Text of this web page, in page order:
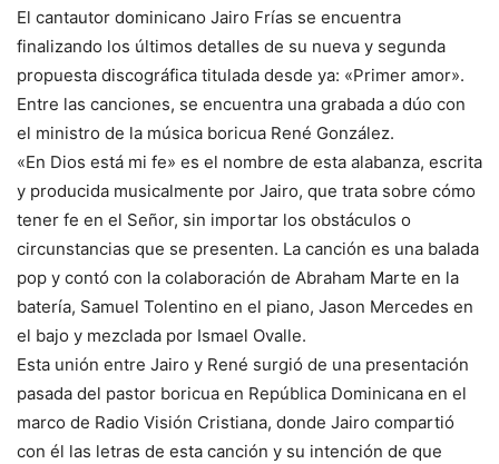
El cantautor dominicano Jairo Frías se encuentra
finalizando los últimos detalles de su nueva y segunda
propuesta discográfica titulada desde ya: «Primer amor».
Entre las canciones, se encuentra una grabada a dúo con
el ministro de la música boricua René González.
«En Dios está mi fe» es el nombre de esta alabanza, escrita
y producida musicalmente por Jairo, que trata sobre cómo
tener fe en el Señor, sin importar los obstáculos o
circunstancias que se presenten. La canción es una balada
pop y contó con la colaboración de Abraham Marte en la
batería, Samuel Tolentino en el piano, Jason Mercedes en
el bajo y mezclada por Ismael Ovalle.
Esta unión entre Jairo y René surgió de una presentación
pasada del pastor boricua en República Dominicana en el
marco de Radio Visión Cristiana, donde Jairo compartió
con él las letras de esta canción y su intención de que